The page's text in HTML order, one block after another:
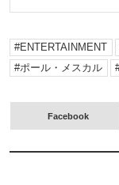
ENTERTAINMENT
ポール・メスカル
Facebook